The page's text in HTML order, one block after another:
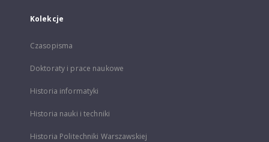
Kolekcje
Czasopisma
Doktoraty i prace naukowe
Historia informatyki
Historia nauki i techniki
Historia Politechniki Warszawskiej